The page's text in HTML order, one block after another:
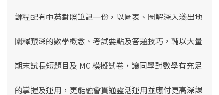
課程配有中英對照筆記一份，以圖表、圖解深入淺出地
闡釋艱深的數學概念、考試要點及答題技巧 ，輔以大量
期末試長短題目及 MC 模擬試卷， 讓同學對數學有充足
的掌握及運用，更能融會貫通靈活運用並應付更高深課